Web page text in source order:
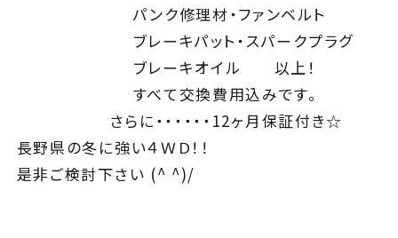
パンク修理材・ファンベルト
ブレーキパット・スパークプラグ
ブレーキオイル 以上！
すべて交換費用込みです。
さらに・・・・・・12ヶ月保証付き☆
長野県の冬に強い４ＷＤ！！
是非ご検討下さい (^ ^)/